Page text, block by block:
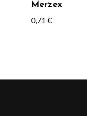
Merzex
0,71 €